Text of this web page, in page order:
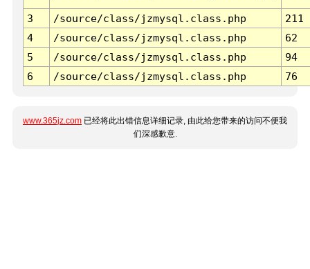
3 /source/class/jzmysql.class.php
211
4
/source/class/jzmysql.class.php
62
5
/source/class/jzmysql.class.php
94
6
/source/class/jzmysql.class.php 76
www.365jz.com 已经将此出错信息详细记录, 由此给您带来的访问不便我
们深感歉意.